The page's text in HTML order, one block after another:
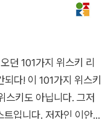
던 101가지 위스키 리
위스키
스키도 아닙니다. 그저
트입니다. 저자인 이안